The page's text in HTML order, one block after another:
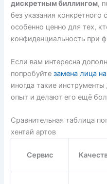
дискретным биллингом,
без указания
особенно ценно для тех,
конфиденциальность при
Если вам интересна
попробуйтезамена лица
иногда такие
опыт и делают его ещё
Сравнительная таблица
хентай артов
Сервис